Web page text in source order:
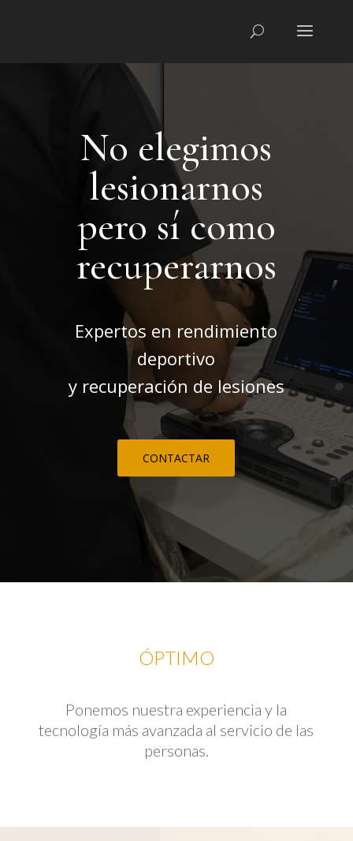
No elegimos
lesionarnos
pero sí como
recuperarnos
Expertos en rendimiento
deportivo
y recuperación de lesiones
CONTACTAR
ÓPTIMO
Ponemos nuestra experiencia y la
tecnología más avanzada al servicio de las
personas.